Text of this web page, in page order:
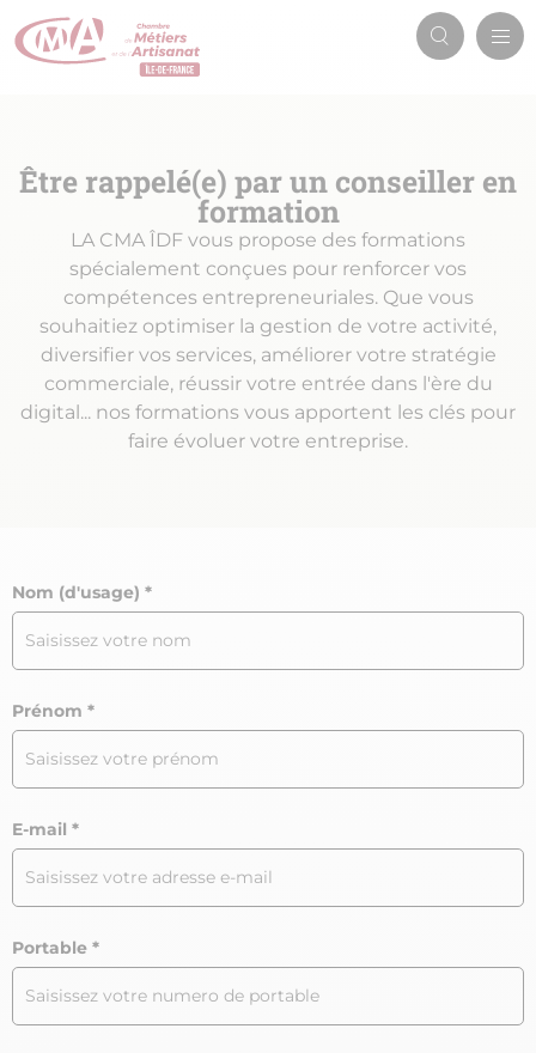
Aller
au
Être rappelé(e) par un conseiller en
formation
LA CMA ÎDF vous propose des formations
spécialement conçues pour renforcer vos
compétences entrepreneuriales. Que vous
souhaitiez optimiser la gestion de votre activité,
diversifier vos services, améliorer votre stratégie
commerciale, réussir votre entrée dans l'ère du
digital... nos formations vous apportent les clés pour
faire évoluer votre entreprise.
Nom (d'usage)
Prénom
E-mail
Portable